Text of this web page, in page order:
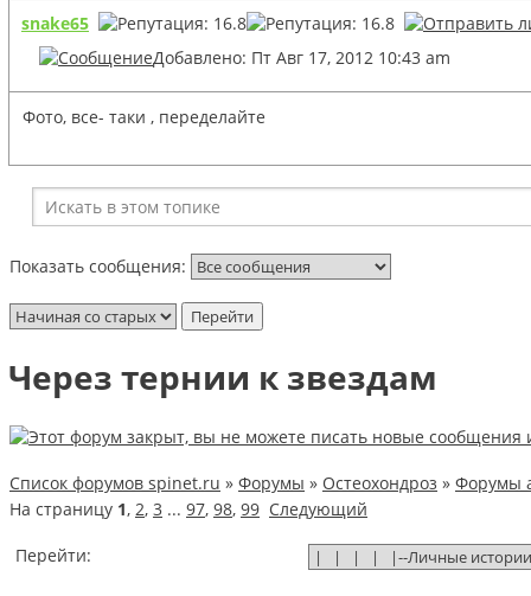
snake65
Добавлено: Пт Авг 17, 2012 10:43 am
Фото, все- таки , переделайте
Показать сообщения:
Через тернии к звездам
Список форумов spinet.ru » Форумы » Остеохондроз » Форумы
На страницу 1, 2, 3 ... 97, 98, 99 Следующий
Перейти: